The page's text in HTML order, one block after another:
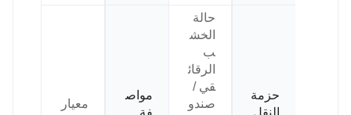
حزمة
حالة
الخش
ب
الرقائ
قي /
صندو
مواص
معيار